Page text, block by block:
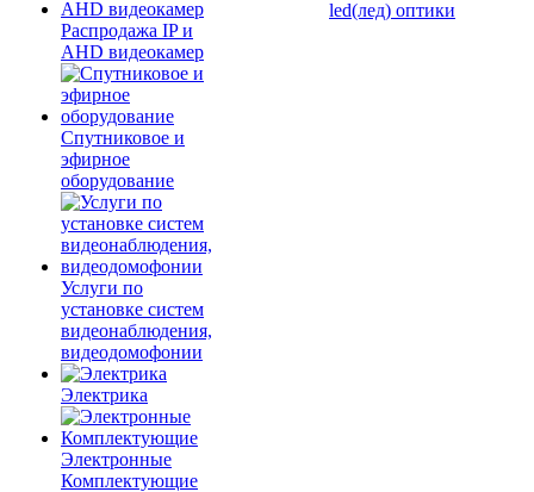
Распродажа IP и
AHD видеокамер
Спутниковое и
эфирное
оборудование
Услуги по
установке систем
видеонаблюдения,
видеодомофонии
Электрика
Электронные
Комплектующие
led(лед) оптики